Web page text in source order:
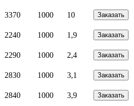
3370 1000 10 Заказать
2240 1000 1,9 Заказать
2290 1000 2,4 Заказать
2830 1000 3,1 Заказать
2840 1000 3,9 Заказать